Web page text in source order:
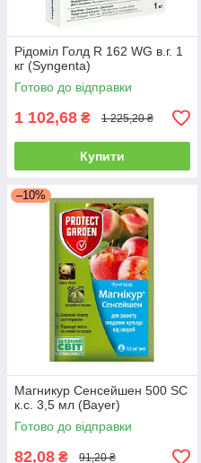
Рідоміл Голд R 162 WG в.г. 1
кг (Syngenta)
Готово до відправки
1 102,68 ₴ 1 225,20 ₴
Купити
–10%
Магникур Сенсейшен 500 SC
к.с. 3,5 мл (Bayer)
Готово до відправки
82,08 ₴ 91,20 ₴